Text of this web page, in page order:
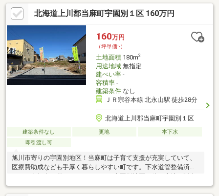
ポート制度あり・休日は道の駅や旭川までお出かけはいかがでし
ょうか
北海道上川郡当麻町宇園別１区 160万円
160万円
（坪単価:-）
土地面積180m2
用途地域無指定
建ぺい率-
容積率-
建築条件なし
ＪＲ宗谷本線 北永山駅 徒歩28分
北海道上川郡当麻町宇園別１区
建築条件なし 更地
本下水
即引渡し可
旭川市寄りの宇園別地区！当麻町は子育て支援が充実していて、
医療費助成なども手厚く暮らしやすい町です。下水道管整備済み
なので負担金の必要がありません！宇園別地区で他の土地も販売
中です。ご相談ください！